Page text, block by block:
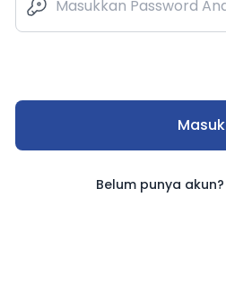
Masuk
Belum punya akun?